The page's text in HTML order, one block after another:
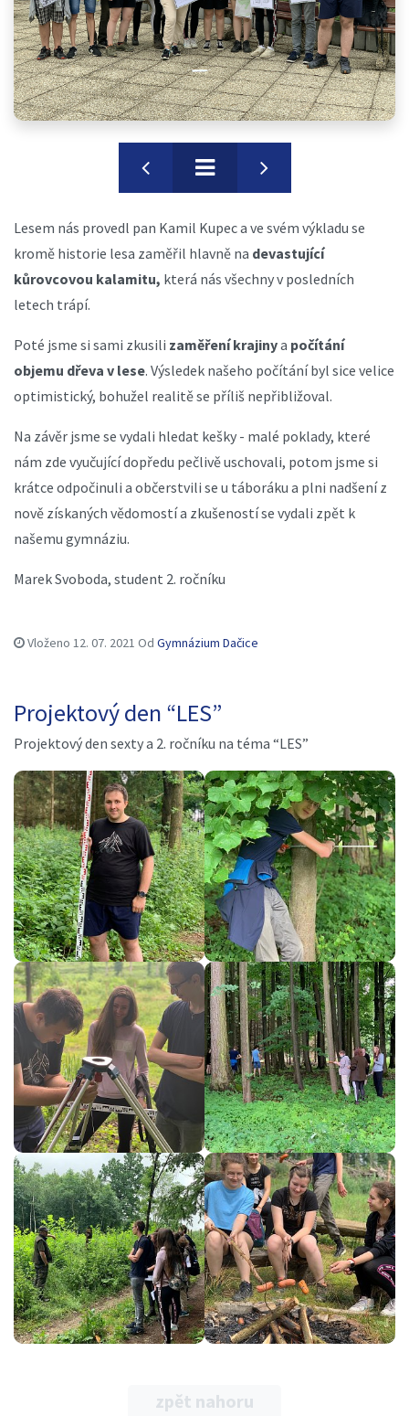
Lesem nás provedl pan Kamil Kupec a ve svém výkladu se
kromě historie lesa zaměřil hlavně na devastující
kůrovcovou kalamitu, která nás všechny v posledních
letech trápí.
Poté jsme si sami zkusili zaměření krajinya počítání
objemu dřeva v lese. Výsledek našeho počítání byl sice velice
optimistický, bohužel realitě se příliš nepřibližoval.
Na závěr jsme se vydali hledat kešky - malé poklady, které
nám zde vyučující dopředu pečlivě uschovali, potom jsme si
krátce odpočinuli a občerstvili se u táboráku a plni nadšení z
nově získaných vědomostí a zkušeností se vydali zpět k
našemu gymnáziu.
Marek Svoboda, student 2. ročníku
Vloženo 12. 07. 2021 Od Gymnázium Dačice
Projektový den “LES”
Projektový den sexty a 2. ročníku na téma “LES”
zpět nahoru